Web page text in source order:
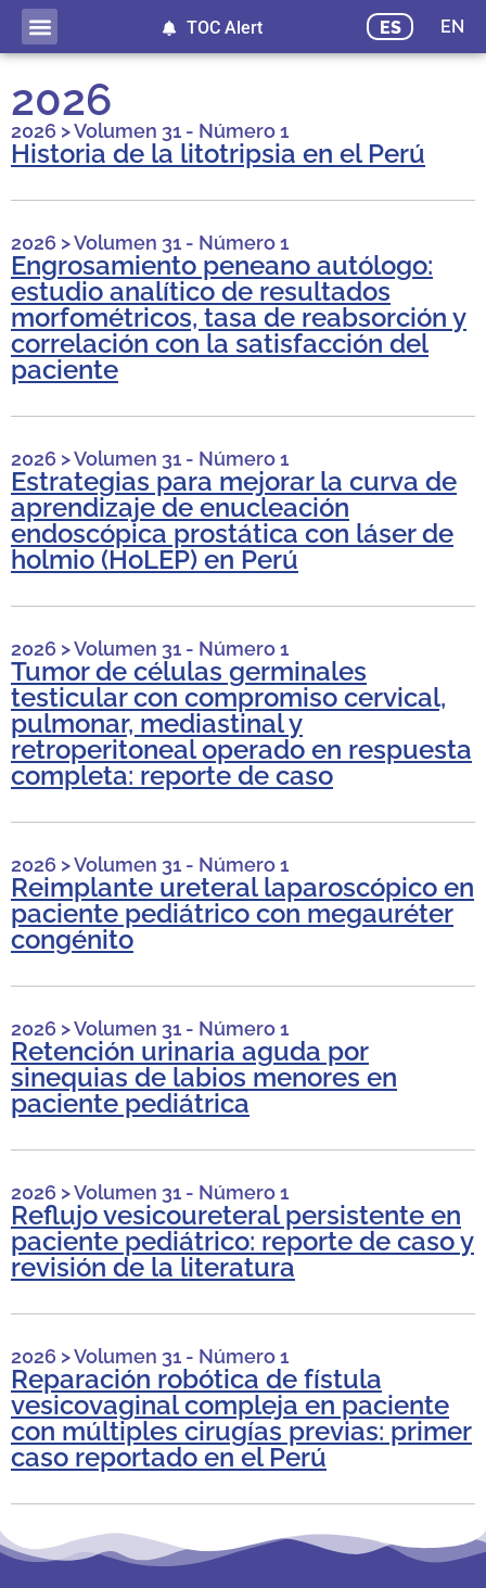
ES EN
TOC Alert
2026
2026 >Volumen 31 - Número 1
Historia de la litotripsia en el Perú
2026 >Volumen 31 - Número 1
Engrosamiento peneano autólogo:
estudio analítico de resultados
morfométricos, tasa de reabsorción y
correlación con la satisfacción del
paciente
2026 >Volumen 31 - Número 1
Estrategias para mejorar la curva de
aprendizaje de enucleación
endoscópica prostática con láser de
holmio (HoLEP) en Perú
2026 >Volumen 31 - Número 1
Tumor de células germinales
testicular con compromiso cervical,
pulmonar, mediastinal y
retroperitoneal operado en respuesta
completa: reporte de caso
2026 >Volumen 31 - Número 1
Reimplante ureteral laparoscópico en
paciente pediátrico con megauréter
congénito
2026 >Volumen 31 - Número 1
Retención urinaria aguda por
sinequias de labios menores en
paciente pediátrica
2026 >Volumen 31 - Número 1
Reflujo vesicoureteral persistente en
paciente pediátrico: reporte de caso y
revisión de la literatura
2026 >Volumen 31 - Número 1
Reparación robótica de fístula
vesicovaginal compleja en paciente
con múltiples cirugías previas: primer
caso reportado en el Perú